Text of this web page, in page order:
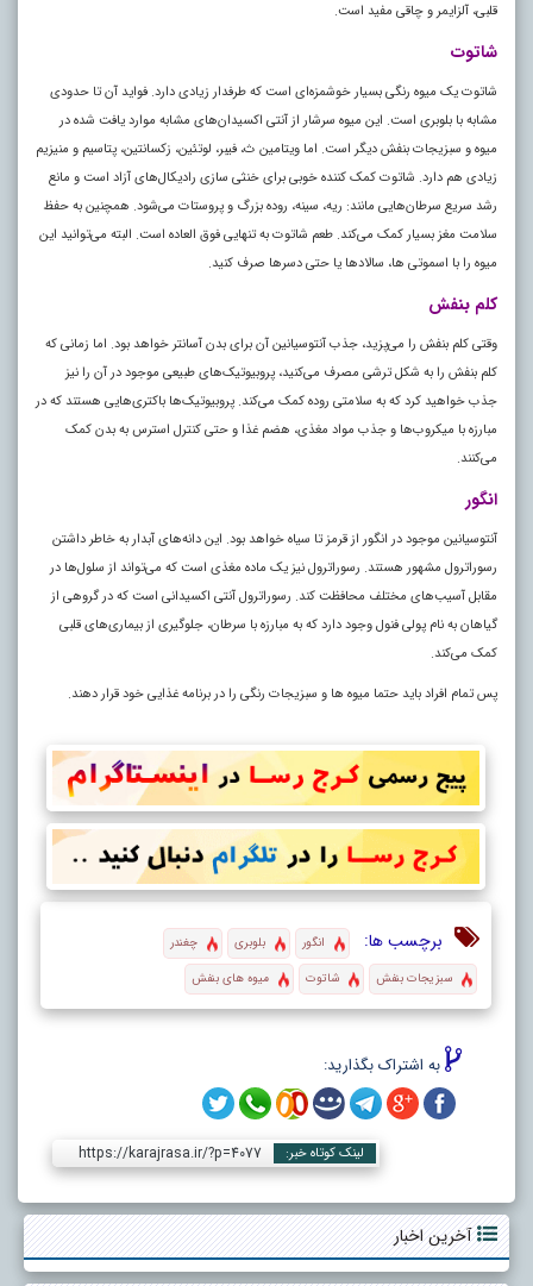
قلبی، آلزایمر و چاقی مفید است.
شاتوت
شاتوت یک میوه رنگی بسیار خوشمزه‌ای است که طرفدار زیادی دارد. فواید آن تا حدودی
مشابه با بلوبری است. این میوه سرشار از آنتی اکسیدان‌های مشابه موارد یافت شده در
میوه و سبزیجات بنفش دیگر است. اما ویتامین ث، فیبر، لوتئین، زکسانتین، پتاسیم و منیزیم
زیادی هم دارد. شاتوت کمک کننده خوبی برای خنثی سازی رادیکال‌های آزاد است و مانع
رشد سریع سرطان‌هایی مانند: ریه، سینه، روده بزرگ و پروستات می‌شود. همچنین به حفظ
سلامت مغز بسیار کمک می‌کند. طعم شاتوت به تنهایی فوق العاده است. البته می‌توانید این
میوه را با اسموتی ها، سالاد‌ها یا حتی دسر‌ها صرف کنید.
کلم بنفش
وقتی کلم بنفش را می‌پزید، جذب آنتوسیانین آن برای بدن آسانتر خواهد بود. اما زمانی که
کلم بنفش را به شکل ترشی مصرف می‌کنید، پروبیوتیک‌های طبیعی موجود در آن را نیز
جذب خواهید کرد که به سلامتی روده کمک می‌کند. پروبیوتیک‌ها باکتری‌هایی هستند که در
مبارزه با میکروب‌ها و جذب مواد مغذی، هضم غذا و حتی کنترل استرس به بدن کمک
می‌کنند.
انگور
آنتوسیانین موجود در انگور از قرمز تا سیاه خواهد بود. این دانه‌های آبدار به خاطر داشتن
رسوراترول مشهور هستند. رسوراترول نیز یک ماده مغذی است که می‌تواند از سلول‌ها در
مقابل آسیب‌های مختلف محافظت کند. رسوراترول آنتی اکسیدانی است که در گروهی از
گیاهان به نام پولی فنول وجود دارد که به مبارزه با سرطان، جلوگیری از بیماری‌های قلبی
کمک می‌کند.
پس تمام افراد باید حتما میوه ها و سبزیجات رنگی را در برنامه غذایی خود قرار دهند.
برچسب ها: انگور بلوبری
چغندر
سبزیجات بنفش
شاتوت میوه های بنفش
به اشتراک بگذارید:
لینک کوتاه خبر: https://karajrasa.ir/?p=4077
آخرین اخبار